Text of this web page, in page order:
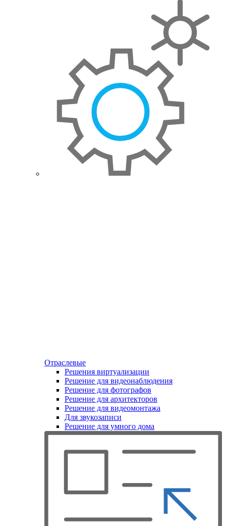
Отраслевые
Решения виртуализации
Решение для видеонаблюдения
Решение для фотографов
Решение для архитекторов
Решение для видеомонтажа
Для звукозаписи
Решение для умного дома